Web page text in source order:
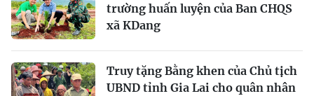
trường huấn luyện của Ban CHQS
xã KDang
Truy tặng Bằng khen của Chủ tịch
UBND tỉnh Gia Lai cho quân nhân